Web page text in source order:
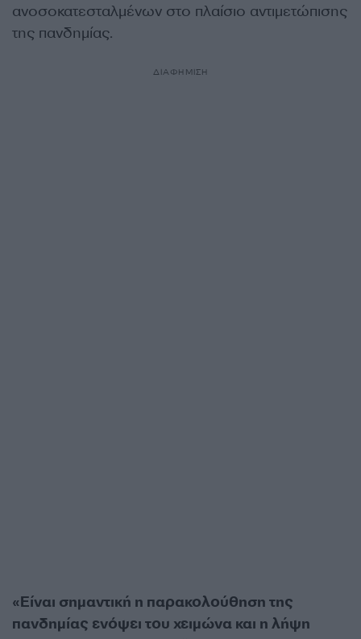
ανοσοκατεσταλμένων στο πλαίσιο αντιμετώπισης
της πανδημίας.
ΔΙΑΦΗΜΙΣΗ
«Είναι σημαντική η παρακολούθηση της
πανδημίας ενόψει του χειμώνα και η λήψη